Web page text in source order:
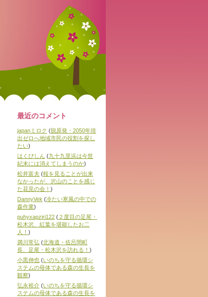
最近のコメント
japanミロク (脱原発・2050年排
出ゼロへ地域市民の役割を探し
たい)
はくびしん (九十九里浜は今世
紀末には消えてしまうのか)
松井富夫 (桜を見ることが出来
なかったが、沢山のことを感じ
た花見の会！ )
DannyVek (冷たい寒風の中での
森作業)
puhyxapziri122 ( ２度目の足尾・
松木沢、紅葉を堪能したお二
人！ )
満川常弘 (北海道・佐呂間町
長、足尾・松木沢を訪れる！ )
小黒伸也 (いのちを守る循環シ
ステムの母体である森の生長を
観察)
弘永裕介 (いのちを守る循環シ
ステムの母体である森の生長を